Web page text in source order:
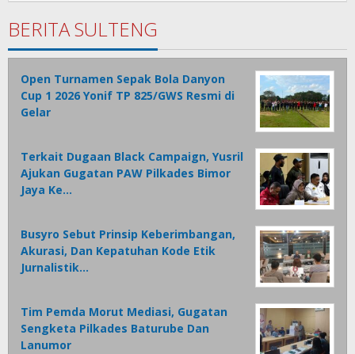
BERITA SULTENG
Open Turnamen Sepak Bola Danyon
Cup 1 2026 Yonif TP 825/GWS Resmi di
Gelar
Terkait Dugaan Black Campaign, Yusril
Ajukan Gugatan PAW Pilkades Bimor
Jaya Ke…
Busyro Sebut Prinsip Keberimbangan,
Akurasi, Dan Kepatuhan Kode Etik
Jurnalistik…
Tim Pemda Morut Mediasi, Gugatan
Sengketa Pilkades Baturube Dan
Lanumor